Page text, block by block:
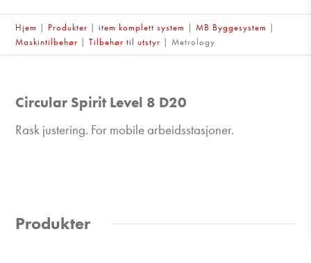
Hjem | Produkter |item komplett system |MB Byggesystem |
Maskintilbehør |Tilbehør til utstyr | Metrology
Circular Spirit Level 8 D20
Rask justering. For mobile arbeidsstasjoner.
Produkter